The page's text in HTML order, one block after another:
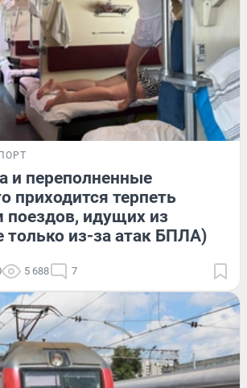
и переполненные
приходится терпеть
поездов, идущих из
только из-за атак БПЛА)
5 688 7